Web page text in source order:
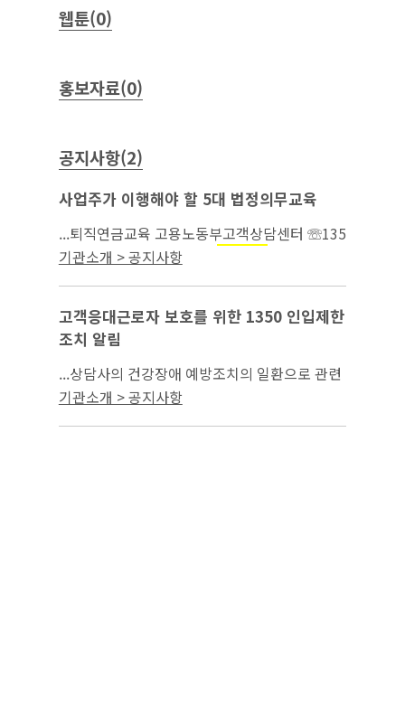
웹툰(0)
홍보자료(0)
공지사항(2)
사업주가 이행해야 할 5대 법정의무교육
...퇴직연금교육 고용노동부고객상담센터 ☏135
0 직장내 성희롱 예방교육
보건교육
기관소개 > 공지사항
고객응대근로자 보호를 위한 1350 인입제한
조치 알림
...상담사의 건강장애 예방조치의 일환으로 관련
법(성폭력범죄의 처벌 등에 관한 특례법, 형법,
별도로 7일간 전화 인입 제한 조치(성희롱은 1개
기관소개 > 공지사항